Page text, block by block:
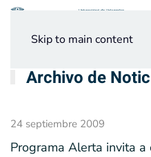
Skip to main content
Archivo de
24 septiembre 2009
Programa Alerta invita